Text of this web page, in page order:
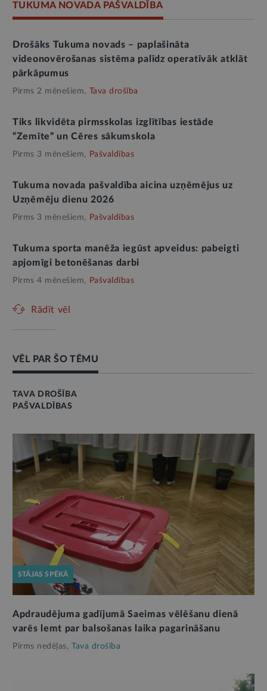
TUKUMA NOVADA PAŠVALDĪBA
Drošāks Tukuma novads – paplašināta
videonovērošanas sistēma palīdz operatīvāk atklāt
pārkāpumus
Pirms 2 mēnešiem, Tava drošība
Tiks likvidēta pirmsskolas izglītības iestāde
“Zemīte” un Cēres sākumskola
Pirms 3 mēnešiem, Pašvaldības
Tukuma novada pašvaldība aicina uzņēmējus uz
Uzņēmēju dienu 2026
Pirms 3 mēnešiem, Pašvaldības
Tukuma sporta manēža iegūst apveidus: pabeigti
apjomīgi betonēšanas darbi
Pirms 4 mēnešiem, Pašvaldības
Rādīt vēl
VĒL PAR ŠO TĒMU
TAVA DROŠĪBA
PAŠVALDĪBAS
STĀJAS SPĒKĀ
Apdraudējuma gadījumā Saeimas vēlēšanu dienā
varēs lemt par balsošanas laika pagarināšanu
Pirms nedēļas, Tava drošība